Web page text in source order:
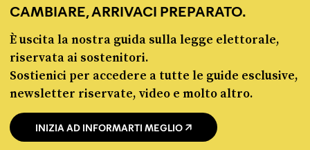
CAMBIARE, ARRIVACI PREPARATO.
È uscita la nostra guida sulla legge elettorale,
riservata ai sostenitori.
Sostienici per accedere a tutte le guide esclusive,
newsletter riservate, video e molto altro.
INIZIA AD INFORMARTI MEGLIO
© Pagella Politica 2012 - 2026
Pagella Politica è una testata registrata presso il Tribunale di Milano, n. 55 del 8
marzo 2021. ISSN 2974-9387
Privacy policy Cookie policy